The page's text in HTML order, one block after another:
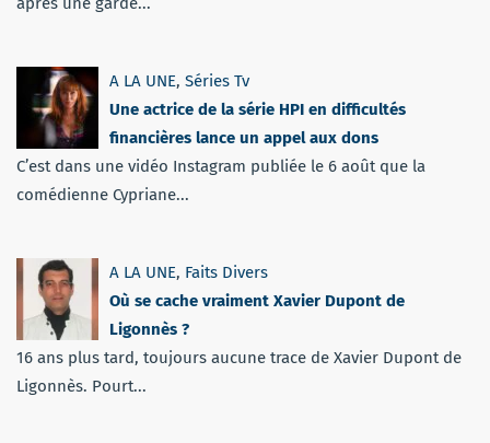
A LA UNE, Séries Tv
Une actrice de la série HPI en difficultés
financières lance un appel aux dons
C’est dans une vidéo Instagram publiée le 6 août que la
comédienne Cypriane...
A LA UNE, Faits Divers
Où se cache vraiment Xavier Dupont de
Ligonnès ?
16 ans plus tard, toujours aucune trace de Xavier Dupont de
Ligonnès. Pourt...